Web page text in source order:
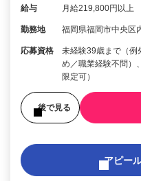
給与 月給219,800円以上
勤務地 福岡県福岡市中央区
応募資格
未経験39歳まで（例
め／職業経験不問
限定可）
後で見る
アピー